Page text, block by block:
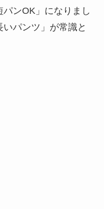
ンOK」になりまし
パンツ」が常識と